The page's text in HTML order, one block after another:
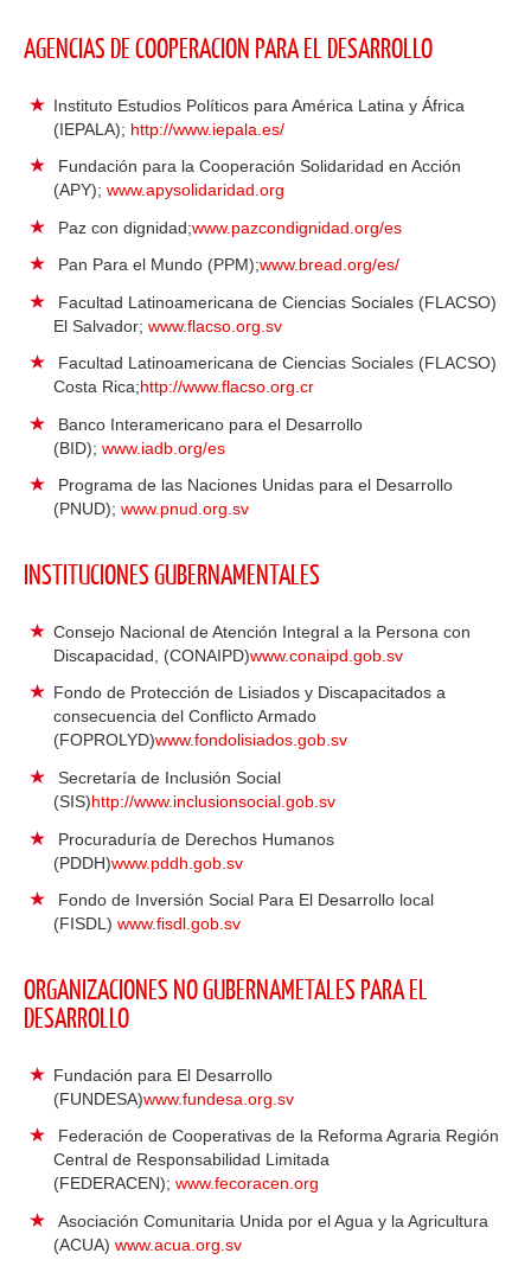
AGENCIAS DE COOPERACION PARA EL DESARROLLO
Instituto Estudios Políticos para América Latina y África
(IEPALA); http://www.iepala.es/
Fundación para la Cooperación Solidaridad en Acción
(APY); www.apysolidaridad.org
Paz con dignidad;www.pazcondignidad.org/es
Pan Para el Mundo (PPM);www.bread.org/es/
Facultad Latinoamericana de Ciencias Sociales (FLACSO)
El Salvador; www.flacso.org.sv
Facultad Latinoamericana de Ciencias Sociales (FLACSO)
Costa Rica;http://www.flacso.org.cr
Banco Interamericano para el Desarrollo
(BID); www.iadb.org/es
Programa de las Naciones Unidas para el Desarrollo
(PNUD); www.pnud.org.sv
INSTITUCIONES GUBERNAMENTALES
Consejo Nacional de Atención Integral a la Persona con
Discapacidad, (CONAIPD)www.conaipd.gob.sv
Fondo de Protección de Lisiados y Discapacitados a
consecuencia del Conflicto Armado
(FOPROLYD)www.fondolisiados.gob.sv
Secretaría de Inclusión Social
(SIS)http://www.inclusionsocial.gob.sv
Procuraduría de Derechos Humanos
(PDDH)www.pddh.gob.sv
Fondo de Inversión Social Para El Desarrollo local
(FISDL) www.fisdl.gob.sv
ORGANIZACIONES NO GUBERNAMETALES PARA EL
DESARROLLO
Fundación para El Desarrollo
(FUNDESA)www.fundesa.org.sv
Federación de Cooperativas de la Reforma Agraria Región
Central de Responsabilidad Limitada
(FEDERACEN); www.fecoracen.org
Asociación Comunitaria Unida por el Agua y la Agricultura
(ACUA) www.acua.org.sv